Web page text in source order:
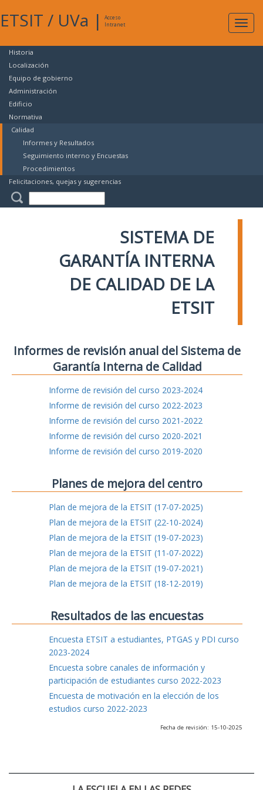
ETSIT / UVa |
Acceso
Intranet
Historia
Localización
Equipo de gobierno
Administración
Edificio
Normativa
Calidad
Informes y Resultados
Seguimiento interno y Encuestas
Procedimientos
Felicitaciones, quejas y sugerencias
SISTEMA DE
GARANTÍA INTERNA
DE CALIDAD DE LA
ETSIT
Informes de revisión anual del Sistema de
Garantía Interna de Calidad
Informe de revisión del curso 2023-2024
Informe de revisión del curso 2022-2023
Informe de revisión del curso 2021-2022
Informe de revisión del curso 2020-2021
Informe de revisión del curso 2019-2020
Planes de mejora del centro
Plan de mejora de la ETSIT (17-07-2025)
Plan de mejora de la ETSIT (22-10-2024)
Plan de mejora de la ETSIT (19-07-2023)
Plan de mejora de la ETSIT (11-07-2022)
Plan de mejora de la ETSIT (19-07-2021)
Plan de mejora de la ETSIT (18-12-2019)
Resultados de las encuestas
Encuesta ETSIT a estudiantes, PTGAS y PDI curso
2023-2024
Encuesta sobre canales de información y
participación de estudiantes curso 2022-2023
Encuesta de motivación en la elección de los
estudios curso 2022-2023
Fecha de revisión: 15-10-2025